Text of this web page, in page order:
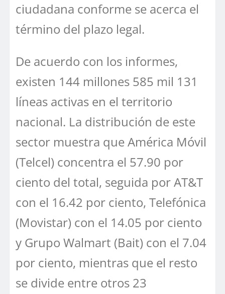
ciudadana conforme se acerca el
término del plazo legal.
De acuerdo con los informes,
existen 144 millones 585 mil 131
líneas activas en el territorio
nacional. La distribución de este
sector muestra que América Móvil
(Telcel) concentra el 57.90 por
ciento del total, seguida por AT&T
con el 16.42 por ciento, Telefónica
(Movistar) con el 14.05 por ciento
y Grupo Walmart (Bait) con el 7.04
por ciento, mientras que el resto
se divide entre otros 23